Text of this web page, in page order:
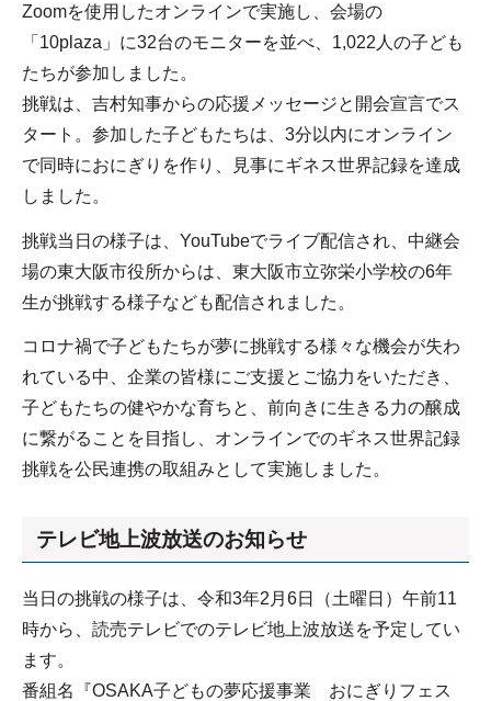
Zoomを使用したオンラインで実施し、会場の
「10plaza」に32台のモニターを並べ、1,022人の子ども
たちが参加しました。
挑戦は、吉村知事からの応援メッセージと開会宣言でス
タート。参加した子どもたちは、3分以内にオンライン
で同時におにぎりを作り、見事にギネス世界記録を達成
しました。
挑戦当日の様子は、YouTubeでライブ配信され、中継会
場の東大阪市役所からは、東大阪市立弥栄小学校の6年
生が挑戦する様子なども配信されました。
コロナ禍で子どもたちが夢に挑戦する様々な機会が失わ
れている中、企業の皆様にご支援とご協力をいただき、
子どもたちの健やかな育ちと、前向きに生きる力の醸成
に繋がることを目指し、オンラインでのギネス世界記録
挑戦を公民連携の取組みとして実施しました。
テレビ地上波放送のお知らせ
当日の挑戦の様子は、令和3年2月6日（土曜日）午前11
時から、読売テレビでのテレビ地上波放送を予定してい
ます。
番組名『OSAKA子どもの夢応援事業 おにぎりフェス